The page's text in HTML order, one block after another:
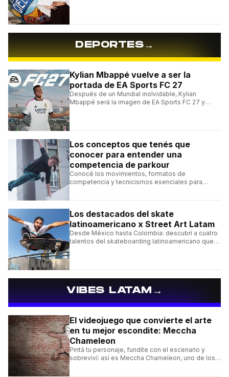
DEPORTES→
Kylian Mbappé vuelve a ser la
portada de EA Sports FC 27
Después de un Mundial inolvidable, Kylian
Mbappé será la imagen de EA Sports FC 27 y
Los conceptos que tenés que
conocer para entender una
competencia de parkour
Conocé los movimientos, formatos de
competencia y tecnicismos esenciales para
Los destacados del skate
latinoamericano x Street Art Latam
Desde México hasta Colombia: descubrí a cuatro
talentos del skateboarding latinoamericano que
VIBES LATAM→
El videojuego que convierte el arte
en tu mejor escondite: Meccha
Chameleon
Pintá tu personaje, fundite con el escenario y
sobreviví: así es Meccha Chameleon, uno de los